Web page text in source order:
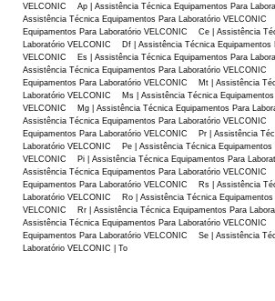
VELCONIC Ap | Assistência Técnica Equipamentos Para
Assistência Técnica Equipamentos Para Laboratório
Equipamentos Para Laboratório VELCONIC Ce | Assistência
Laboratório VELCONIC Df | Assistência Técnica Equipamentos
VELCONIC Es | Assistência Técnica Equipamentos Para
Assistência Técnica Equipamentos Para Laboratório
Equipamentos Para Laboratório VELCONIC Mt | Assistência
Laboratório VELCONIC Ms | Assistência Técnica Equipamentos
VELCONIC Mg | Assistência Técnica Equipamentos Para
Assistência Técnica Equipamentos Para Laboratório
Equipamentos Para Laboratório VELCONIC Pr | Assistência
Laboratório VELCONIC Pe | Assistência Técnica Equipamentos
VELCONIC Pi | Assistência Técnica Equipamentos Para
Assistência Técnica Equipamentos Para Laboratório
Equipamentos Para Laboratório VELCONIC Rs | Assistência
Laboratório VELCONIC Ro | Assistência Técnica Equipamentos
VELCONIC Rr | Assistência Técnica Equipamentos Para
Assistência Técnica Equipamentos Para Laboratório
Equipamentos Para Laboratório VELCONIC Se | Assistência
Laboratório VELCONIC | To